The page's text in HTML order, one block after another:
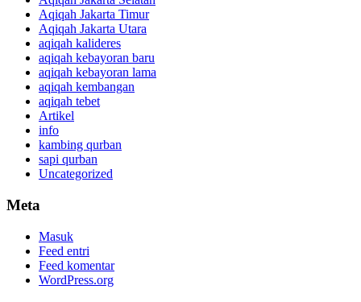
Aqiqah Jakarta Timur
Aqiqah Jakarta Utara
aqiqah kalideres
aqiqah kebayoran baru
aqiqah kebayoran lama
aqiqah kembangan
aqiqah tebet
Artikel
info
kambing qurban
sapi qurban
Uncategorized
Meta
Masuk
Feed entri
Feed komentar
WordPress.org